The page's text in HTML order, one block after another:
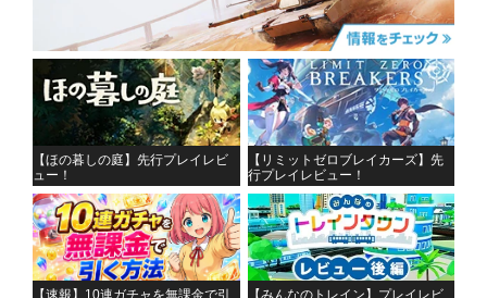
【ほの暮しの庭】先行プレイレビ
ュー！
【リミットゼロブレイカーズ】先
行プレイレビュー！
【速報】10連ガチャを無課金で引 【みんなのトレイン】プレイレビ